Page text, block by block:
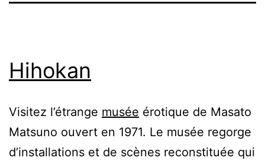
Hihokan
Visitez l’étrange musée érotique de Masato
Matsuno ouvert en 1971. Le musée regorge
d’installations et de scènes reconstituée qui